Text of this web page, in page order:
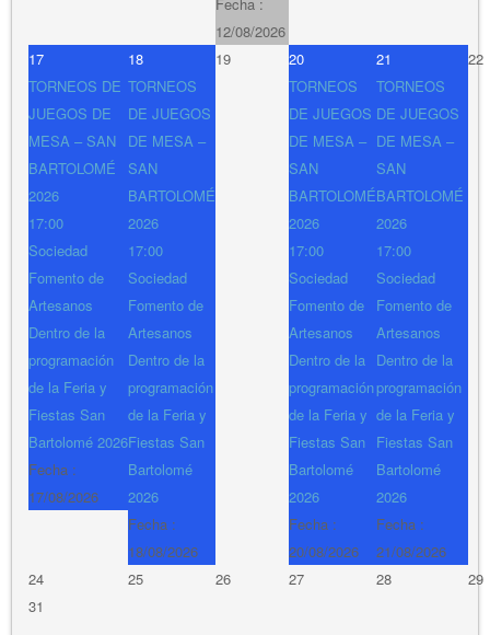
12/08/2026
17
TORNEOS DE
JUEGOS DE
MESA – SAN
BARTOLOMÉ
2026
17:00
Sociedad
Fomento de
Artesanos
Dentro de la
programación
de la Feria y
Fiestas San
Bartolomé 2026
Fecha :
17/08/2026
18
TORNEOS
DE JUEGOS
DE MESA –
SAN
BARTOLOMÉ
2026
17:00
Sociedad
Fomento de
Artesanos
Dentro de la
programación
de la Feria y
Fiestas San
Bartolomé
2026
Fecha :
18/08/2026
19
20
TORNEOS
DE JUEGOS
DE MESA –
SAN
BARTOLOMÉ
2026
17:00
Sociedad
Fomento de
Artesanos
Dentro de la
programación
de la Feria y
Fiestas San
Bartolomé
2026
Fecha :
20/08/2026
21
TORNEOS
DE JUEGOS
DE MESA –
SAN
BARTOLOMÉ
2026
17:00
Sociedad
Fomento de
Artesanos
Dentro de la
programación
de la Feria y
Fiestas San
Bartolomé
2026
Fecha :
21/08/2026
22
24 25 26 27 28
29
31